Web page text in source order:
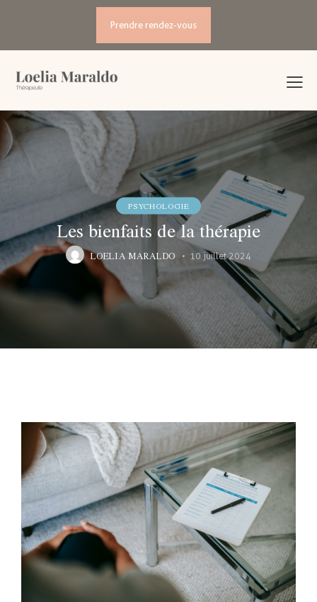
Prendre rendez-vous
PSYCHOLOGIE
Les bienfaits de la thérapie
LOELIA MARALDO 10 juillet 2024